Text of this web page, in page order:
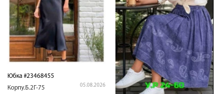
Юбка #23468455
Корпу.Б.2Г-75
05.08.2026